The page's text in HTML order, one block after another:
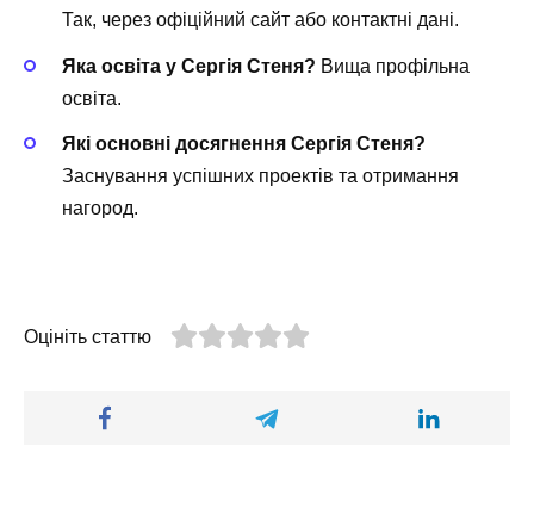
Так, через офіційний сайт або контактні дані.
Яка освіта у Сергія Стеня? Вища профільна
освіта.
Які основні досягнення Сергія Стеня?
Заснування успішних проектів та отримання
нагород.
Оцініть статтю